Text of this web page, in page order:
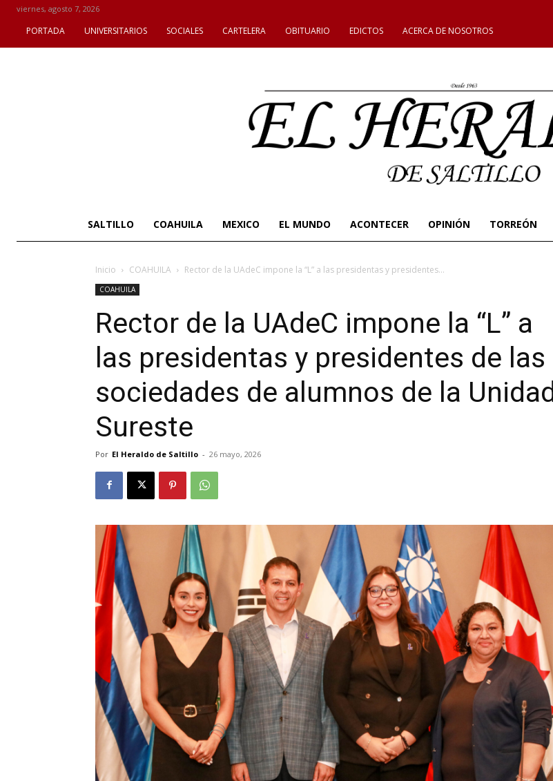
viernes, agosto 7, 2026
PORTADA UNIVERSITARIOS SOCIALES CARTELERA OBITUARIO EDICTOS ACERCA DE NOSOTROS
SALTILLO COAHUILA MEXICO EL MUNDO ACONTECER OPINIÓN TORREÓN
Inicio COAHUILA Rector de la UAdeC impone la “L” a las presidentas y presidentes...
COAHUILA
Rector de la UAdeC impone la “L” a
las presidentas y presidentes de las
sociedades de alumnos de la Unidad
Sureste
Por El Heraldo de Saltillo - 26 mayo, 2026